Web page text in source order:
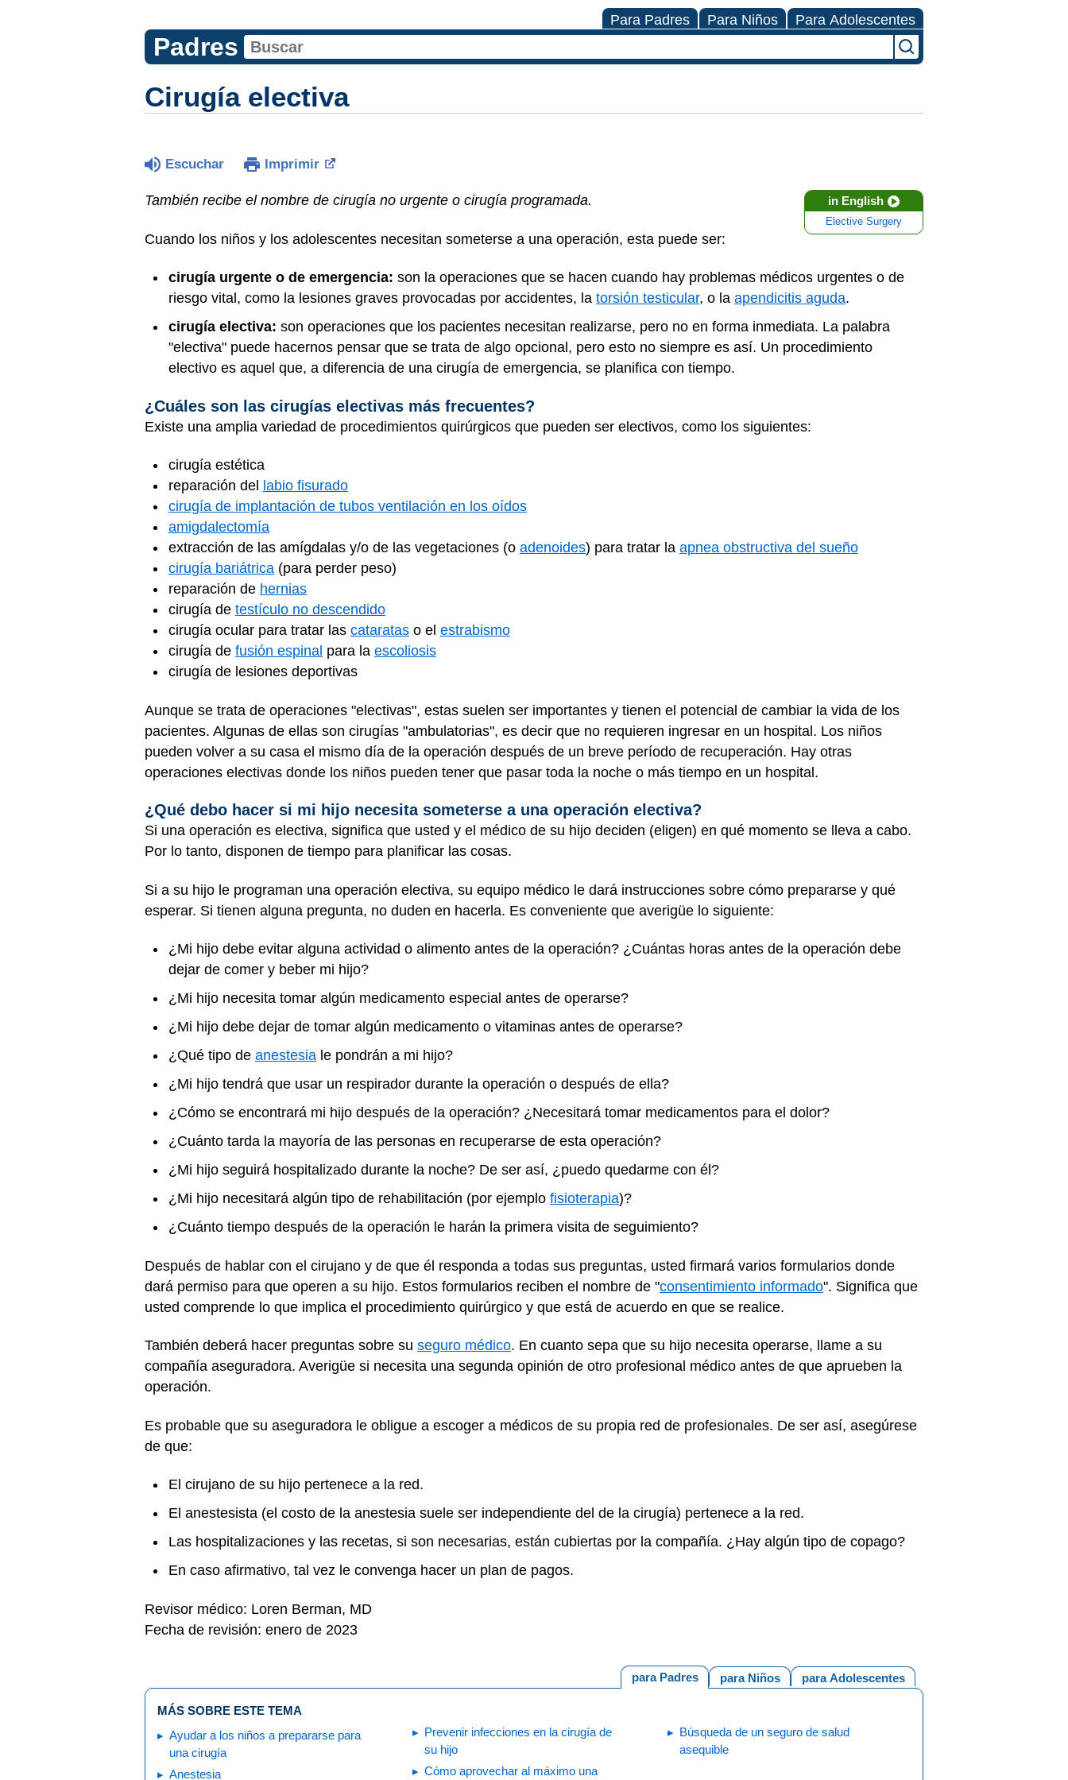
Para Padres Para Niños Para Adolescentes
Padres
Cirugía electiva
Escuchar Imprimir
in English
Elective Surgery
También recibe el nombre de cirugía no urgente o cirugía programada.
Cuando los niños y los adolescentes necesitan someterse a una operación, esta puede ser:
cirugía urgente o de emergencia: son la operaciones que se hacen cuando hay problemas médicos urgentes o de
riesgo vital, como la lesiones graves provocadas por accidentes, la torsión testicular, o la apendicitis aguda.
cirugía electiva: son operaciones que los pacientes necesitan realizarse, pero no en forma inmediata. La palabra
"electiva" puede hacernos pensar que se trata de algo opcional, pero esto no siempre es así. Un procedimiento
electivo es aquel que, a diferencia de una cirugía de emergencia, se planifica con tiempo.
¿Cuáles son las cirugías electivas más frecuentes?
Existe una amplia variedad de procedimientos quirúrgicos que pueden ser electivos, como los siguientes:
cirugía estética
reparación del
labio fisurado
cirugía de implantación de tubos ventilación en los oídos
amigdalectomía
extracción de las amígdalas y/o de las vegetaciones (o adenoides) para tratar la apnea obstructiva del sueño
cirugía bariátrica (para perder peso)
reparación de hernias
cirugía de testículo no descendido
cirugía ocular para tratar las cataratas o el estrabismo
cirugía de fusión espinal para la escoliosis
cirugía de lesiones deportivas
Aunque se trata de operaciones "electivas", estas suelen ser importantes y tienen el potencial de cambiar la vida de los
pacientes. Algunas de ellas son cirugías "ambulatorias", es decir que no requieren ingresar en un hospital. Los niños
pueden volver a su casa el mismo día de la operación después de un breve período de recuperación. Hay otras
operaciones electivas donde los niños pueden tener que pasar toda la noche o más tiempo en un hospital.
¿Qué debo hacer si mi hijo necesita someterse a una operación electiva?
Si una operación es electiva, significa que usted y el médico de su hijo deciden (eligen) en qué momento se lleva a cabo.
Por lo tanto, disponen de tiempo para planificar las cosas.
Si a su hijo le programan una operación electiva, su equipo médico le dará instrucciones sobre cómo prepararse y qué
esperar. Si tienen alguna pregunta, no duden en hacerla. Es conveniente que averigüe lo siguiente:
¿Mi hijo debe evitar alguna actividad o alimento antes de la operación? ¿Cuántas horas antes de la operación debe
dejar de comer y beber mi hijo?
¿Mi hijo necesita tomar algún medicamento especial antes de operarse?
¿Mi hijo debe dejar de tomar algún medicamento o vitaminas antes de operarse?
¿Qué tipo de anestesia le pondrán a mi hijo?
¿Mi hijo tendrá que usar un respirador durante la operación o después de ella?
¿Cómo se encontrará mi hijo después de la operación? ¿Necesitará tomar medicamentos para el dolor?
¿Cuánto tarda la mayoría de las personas en recuperarse de esta operación?
¿Mi hijo seguirá hospitalizado durante la noche? De ser así, ¿puedo quedarme con él?
¿Mi hijo necesitará algún tipo de rehabilitación (por ejemplo fisioterapia)?
¿Cuánto tiempo después de la operación le harán la primera visita de seguimiento?
Después de hablar con el cirujano y de que él responda a todas sus preguntas, usted firmará varios formularios donde
dará permiso para que operen a su hijo. Estos formularios reciben el nombre de "consentimiento informado". Significa que
usted comprende lo que implica el procedimiento quirúrgico y que está de acuerdo en que se realice.
También deberá hacer preguntas sobre su seguro médico. En cuanto sepa que su hijo necesita operarse, llame a su
compañía aseguradora. Averigüe si necesita una segunda opinión de otro profesional médico antes de que aprueben la
operación.
Es probable que su aseguradora le obligue a escoger a médicos de su propia red de profesionales. De ser así, asegúrese
de que:
El cirujano de su hijo pertenece a la red.
El anestesista (el costo de la anestesia suele ser independiente del de la cirugía) pertenece a la red.
Las hospitalizaciones y las recetas, si son necesarias, están cubiertas por la compañía. ¿Hay algún tipo de copago?
En caso afirmativo, tal vez le convenga hacer un plan de pagos.
Revisor médico: Loren Berman, MD
Fecha de revisión: enero de 2023
para Adolescentes
para Niños
para Padres
MÁS SOBRE ESTE TEMA
Ayudar a los niños a prepararse para
una cirugía
Anestesia
Prevenir infecciones en la cirugía de
su hijo
Cómo aprovechar al máximo una
Búsqueda de un seguro de salud
asequible